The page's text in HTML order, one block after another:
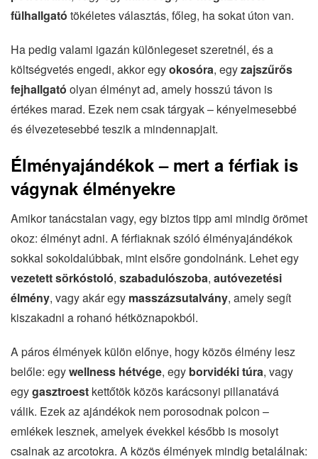
fülhallgató tökéletes választás, főleg, ha sokat úton van.
Ha pedig valami igazán különlegeset szeretnél, és a
költségvetés engedi, akkor egyokosóra, egyzajszűrős
fejhallgató olyan élményt ad, amely hosszú távon is
értékes marad. Ezek nem csak tárgyak – kényelmesebbé
és élvezetesebbé teszik a mindennapjait.
Élményajándékok – mert a férfiak is
vágynak élményekre
Amikor tanácstalan vagy, egy biztos tipp ami mindig örömet
okoz: élményt adni. A férfiaknak szóló élményajándékok
sokkal sokoldalúbbak, mint elsőre gondolnánk. Lehet egy
vezetett sörkóstoló, szabadulószoba, autóvezetési
élmény, vagy akár egy masszázsutalvány, amely segít
kiszakadni a rohanó hétköznapokból.
A páros élmények külön előnye, hogy közös élmény lesz
belőle: egywellness hétvége, egy borvidéki túra, vagy
egygasztroest kettőtök közös karácsonyi pillanatává
válik. Ezek az ajándékok nem porosodnak polcon –
emlékek lesznek, amelyek évekkel később is mosolyt
csalnak az arcotokra. A közös élmények mindig betalálnak: